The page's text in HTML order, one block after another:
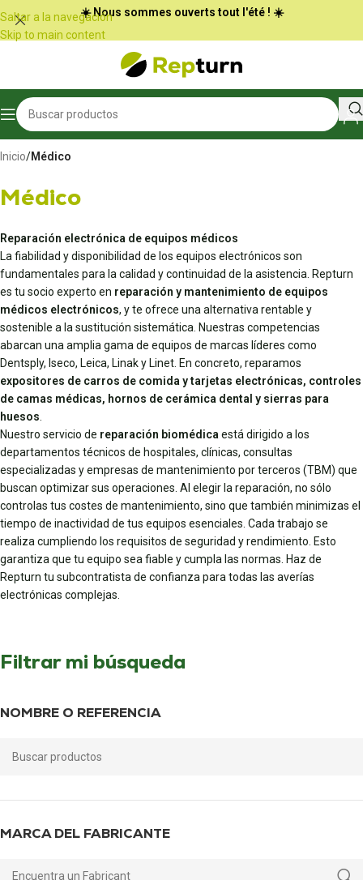
Panel de gestión de cookies
Saltar a la navegación
Skip to main content
☀️ Nous sommes ouverts tout l'été ! ☀️
Inicio/Médico
Médico
Reparación electrónica de equipos médicos
La fiabilidad y disponibilidad de los equipos electrónicos son
fundamentales para la calidad y continuidad de la asistencia. Repturn
es tu socio experto en reparación y mantenimiento de equipos
médicos electrónicos, y te ofrece una alternativa rentable y
sostenible a la sustitución sistemática. Nuestras competencias
abarcan una amplia gama de equipos de marcas líderes como
Dentsply, Iseco, Leica, Linak y Linet . En concreto, reparamos
expositores de carros de comida y tarjetas electrónicas, controles
de camas médicas, hornos de cerámica dental y sierras para
huesos
Nuestro servicio de reparación biomédica está dirigido a los
departamentos técnicos de hospitales, clínicas, consultas
especializadas y empresas de mantenimiento por terceros (TBM) que
buscan optimizar sus operaciones. Al elegir la reparación, no sólo
controlas tus costes de mantenimiento, sino que también minimizas el
tiempo de inactividad de tus equipos esenciales. Cada trabajo se
realiza cumpliendo los requisitos de seguridad y rendimiento. Esto
garantiza que tu equipo sea fiable y cumpla las normas. Haz de
Repturn tu subcontratista de confianza para todas las averías
electrónicas complejas.
Filtrar mi búsqueda
NOMBRE O REFERENCIA
MARCA DEL FABRICANTE